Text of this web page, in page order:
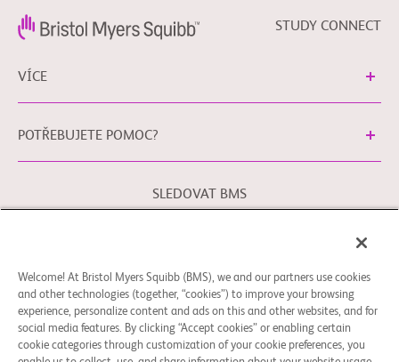
STUDY CONNECT
VÍCE
POTŘEBUJETE POMOC?
SLEDOVAT BMS
Právní podmínky
Zásady ochrany osobních údajů
Předvolby souborů cookie
Obraťte se na naši kontaktní osobu pro ochranu osobních
údajů v Evropské unii pomocíEUDPO@BMS.com, chcete-li
uplatnit Vaše práva ochrany osobních údajů a také máte-li
Welcome! At Bristol Myers Squibb (BMS), we and our partners use cookies
and other technologies (together, “cookies”) to improve your browsing
experience, personalize content and ads on this and other websites, and for
social media features. By clicking “Accept cookies” or enabling certain
cookie categories through customization of your cookie preferences, you